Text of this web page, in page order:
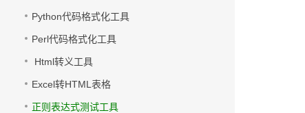
Python代码格式化工具
Perl代码格式化工具
Html转义工具
Excel转HTML表格
正则表达式测试工具